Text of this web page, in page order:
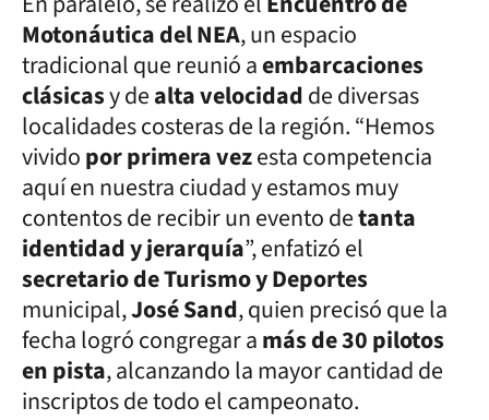
Motonáutica del NEA, un espacio
tradicional que reunió aembarcaciones
clásicasy dealta velocidadde diversas
localidades costeras de la región. “Hemos
vividopor primera vezesta competencia
aquí en nuestra ciudad y estamos muy
contentos de recibir un evento detanta
identidad y jerarquía”, enfatizó el
secretario de Turismo y Deportes
municipal,José Sand, quien precisó que la
fecha logró congregar amás de 30 pilotos
en pista, alcanzando la mayor cantidad de
inscriptos de todo el campeonato.